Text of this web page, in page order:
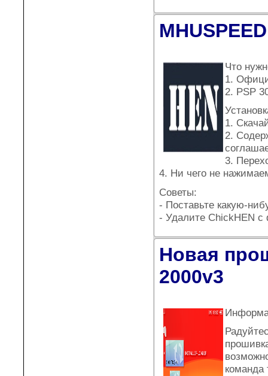
Что
1.
2. PSP
1.
2.
3.
4. Ни чего не
Советы:
- Поставьте какую-
- Удалите ChickHEN
Новая
2000v3
команда